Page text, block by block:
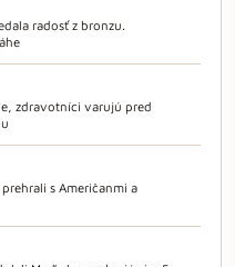
radosť z bronzu.
zdravotníci varujú pred
s Američanmi a